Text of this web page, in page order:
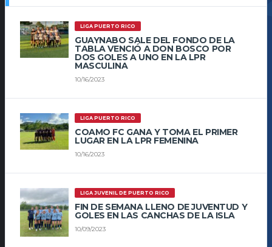
LIGA PUERTO RICO
GUAYNABO SALE DEL FONDO DE LA
TABLA VENCIÓ A DON BOSCO POR
DOS GOLES A UNO EN LA LPR
MASCULINA
10/16/2023
LIGA PUERTO RICO
COAMO FC GANA Y TOMA EL PRIMER
LUGAR EN LA LPR FEMENINA
10/16/2023
LIGA JUVENIL DE PUERTO RICO
FIN DE SEMANA LLENO DE JUVENTUD Y
GOLES EN LAS CANCHAS DE LA ISLA
10/09/2023